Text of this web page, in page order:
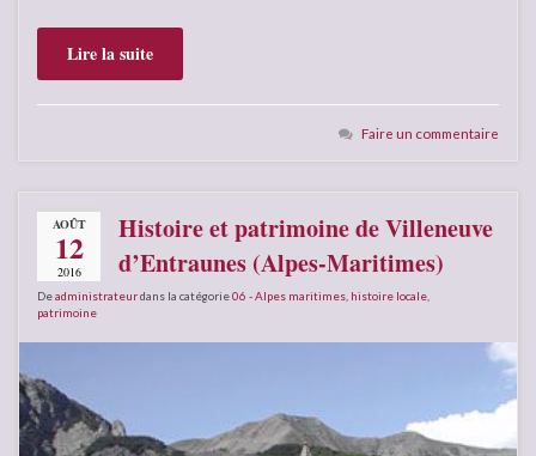
Lire la suite
Faire un commentaire
AOÛT
12
2016
Histoire et patrimoine de Villeneuve
d’Entraunes (Alpes-Maritimes)
Deadministrateurdans la catégorie06 - Alpes maritimes histoire locale
patrimoine